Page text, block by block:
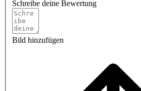
Schreibe deine Bewertung
Bild hinzufügen